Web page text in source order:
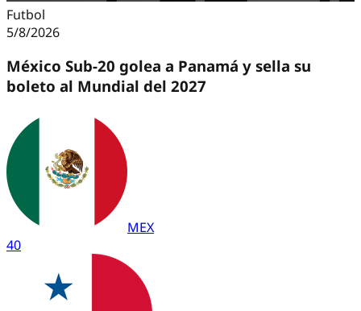
Futbol
5/8/2026
México Sub-20 golea a Panamá y sella su
boleto al Mundial del 2027
MEX
40